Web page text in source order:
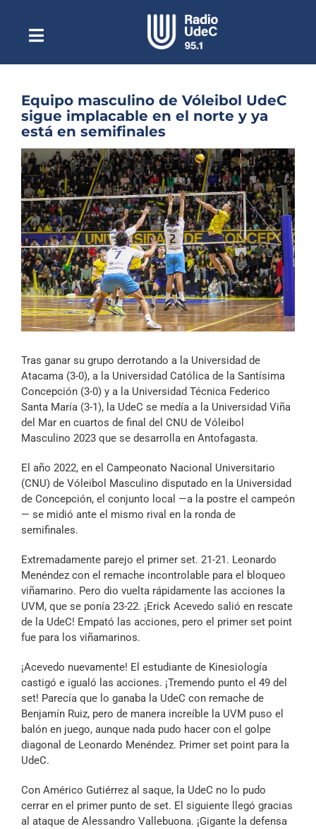
contenidoToggle
NavigationEscuchar Radio UdeC en vivo
Quiénes Somos
Programación
Podcast
Noticias
Reportajes
Columnas
Música Clásica
Especiales
Archivo Sonoro
Equipo masculino de Vóleibol UdeC
sigue implacable en el norte y ya
está en semifinales
Ver
imagen
más
grande
Tras ganar su grupo derrotando a la Universidad de
Atacama (3-0), a la Universidad Católica de la Santísima
Concepción (3-0) y a la Universidad Técnica Federico
Santa María (3-1), la UdeC se medía a la Universidad Viña
del Mar en cuartos de final del CNU de Vóleibol
Masculino 2023 que se desarrolla en Antofagasta.
El año 2022, en el Campeonato Nacional Universitario
(CNU) de Vóleibol Masculino disputado en la Universidad
de Concepción, el conjunto local —a la postre el campeón
— se midió ante el mismo rival en la ronda de
semifinales.
Extremadamente parejo el primer set. 21-21. Leonardo
Menéndez con el remache incontrolable para el bloqueo
viñamarino. Pero dio vuelta rápidamente las acciones la
UVM, que se ponía 23-22. ¡Erick Acevedo salió en rescate
de la UdeC! Empató las acciones, pero el primer set point
fue para los viñamarinos.
¡Acevedo nuevamente! El estudiante de Kinesiología
castigó e igualó las acciones. ¡Tremendo punto el 49 del
set! Parecía que lo ganaba la UdeC con remache de
Benjamín Ruiz, pero de manera increíble la UVM puso el
balón en juego, aunque nada pudo hacer con el golpe
diagonal de Leonardo Menéndez. Primer set point para la
UdeC.
Con Américo Gutiérrez al saque, la UdeC no lo pudo
cerrar en el primer punto de set. El siguiente llegó gracias
al ataque de Alessandro Vallebuona. ¡Gigante la defensa